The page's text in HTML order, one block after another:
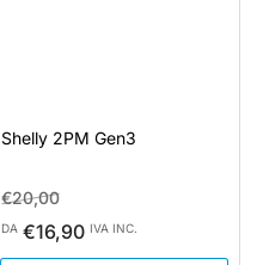
Shelly 2PM Gen3
Prezzo
standard
€20,00Prezzo
di
DA €16,90 IVA INC.